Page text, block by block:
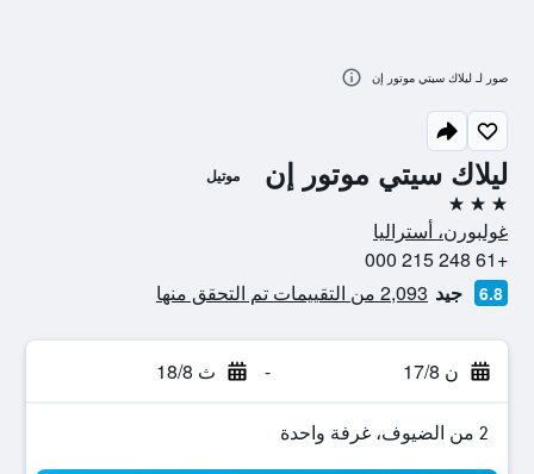
ليلاك سيتي موتور إن موتيل
3 نجوم
غولبورن، أستراليا
+61 248 215 000
6.8 جيد 2,093 من التقييمات تم التحقق منها
ن 17/8 - ث 18/8
2 من الضيوف، غرفة واحدة
صور لـ ليلاك سيتي موتور إن